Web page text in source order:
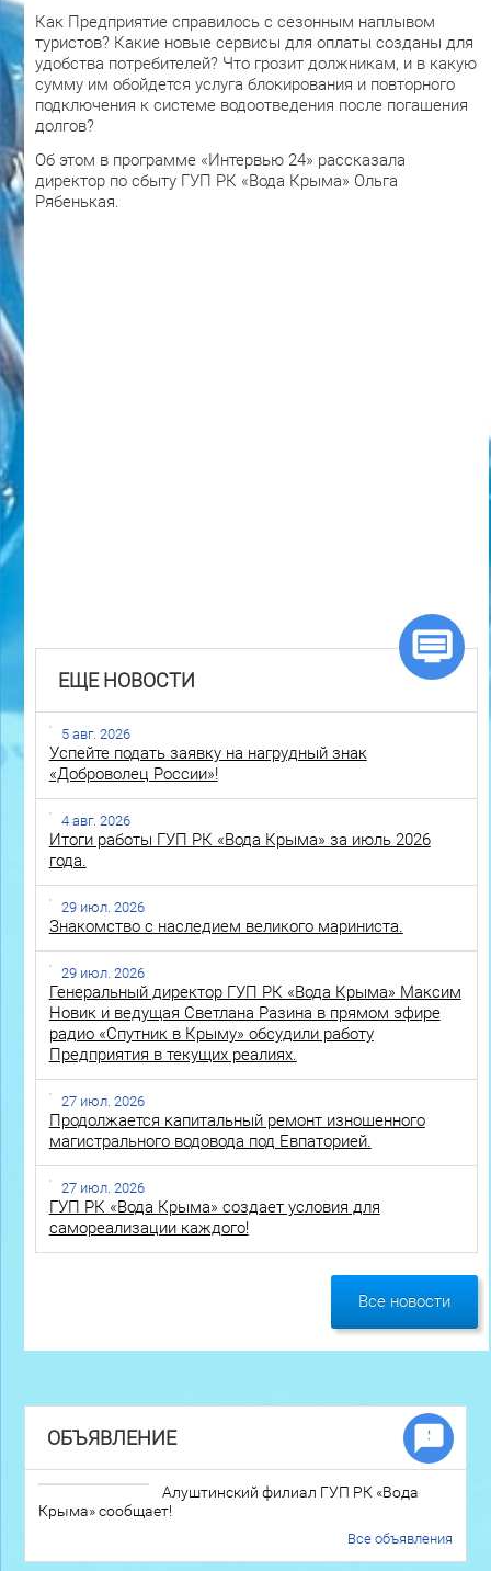
Как Предприятие справилось с сезонным наплывом
туристов? Какие новые сервисы для оплаты созданы для
удобства потребителей? Что грозит должникам, и в какую
сумму им обойдется услуга блокирования и повторного
подключения к системе водоотведения после погашения
долгов?
Об этом в программе «Интервью 24» рассказала
директор по сбыту ГУП РК «Вода Крыма» Ольга
Рябенькая.
ЕЩЕ НОВОСТИ
5 авг. 2026
Успейте подать заявку на нагрудный знак
«Доброволец России»!
4 авг. 2026
Итоги работы ГУП РК «Вода Крыма» за июль 2026
года.
29 июл. 2026
Знакомство с наследием великого мариниста.
29 июл. 2026
Генеральный директор ГУП РК «Вода Крыма» Максим
Новик и ведущая Светлана Разина в прямом эфире
радио «Спутник в Крыму» обсудили работу
Предприятия в текущих реалиях.
27 июл. 2026
Продолжается капитальный ремонт изношенного
магистрального водовода под Евпаторией.
27 июл. 2026
ГУП РК «Вода Крыма» создает условия для
самореализации каждого!
Все новости
ОБЪЯВЛЕНИЕ
Алуштинский филиал ГУП РК «Вода
Крыма» сообщает!
Все объявления